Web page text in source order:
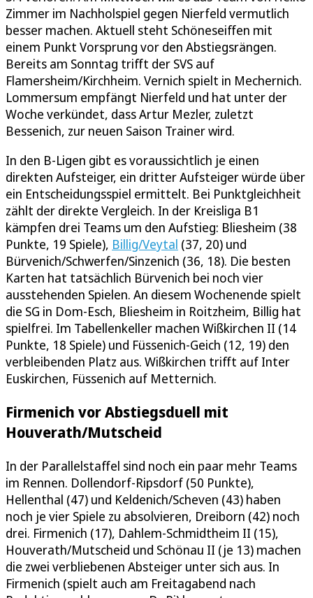
Zimmer im Nachholspiel gegen Nierfeld vermutlich
besser machen. Aktuell steht Schöneseiffen mit
einem Punkt Vorsprung vor den Abstiegsrängen.
Bereits am Sonntag trifft der SVS auf
Flamersheim/Kirchheim. Vernich spielt in Mechernich.
Lommersum empfängt Nierfeld und hat unter der
Woche verkündet, dass Artur Mezler, zuletzt
Bessenich, zur neuen Saison Trainer wird.
In den B-Ligen gibt es voraussichtlich je einen
direkten Aufsteiger, ein dritter Aufsteiger würde über
ein Entscheidungsspiel ermittelt. Bei Punktgleichheit
zählt der direkte Vergleich. In der Kreisliga B1
kämpfen drei Teams um den Aufstieg: Bliesheim (38
Punkte, 19 Spiele), Billig/Veytal (37, 20) und
Bürvenich/Schwerfen/Sinzenich (36, 18). Die besten
Karten hat tatsächlich Bürvenich bei noch vier
ausstehenden Spielen. An diesem Wochenende spielt
die SG in Dom-Esch, Bliesheim in Roitzheim, Billig hat
spielfrei. Im Tabellenkeller machen Wißkirchen II (14
Punkte, 18 Spiele) und Füssenich-Geich (12, 19) den
verbleibenden Platz aus. Wißkirchen trifft auf Inter
Euskirchen, Füssenich auf Metternich.
Firmenich vor Abstiegsduell mit
Houverath/Mutscheid
In der Parallelstaffel sind noch ein paar mehr Teams
im Rennen. Dollendorf-Ripsdorf (50 Punkte),
Hellenthal (47) und Keldenich/Scheven (43) haben
noch je vier Spiele zu absolvieren, Dreiborn (42) noch
drei. Firmenich (17), Dahlem-Schmidtheim II (15),
Houverath/Mutscheid und Schönau II (je 13) machen
die zwei verbliebenen Absteiger unter sich aus. In
Firmenich (spielt auch am Freitagabend nach